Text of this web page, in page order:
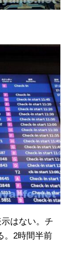
はない。チ
。2時間半前